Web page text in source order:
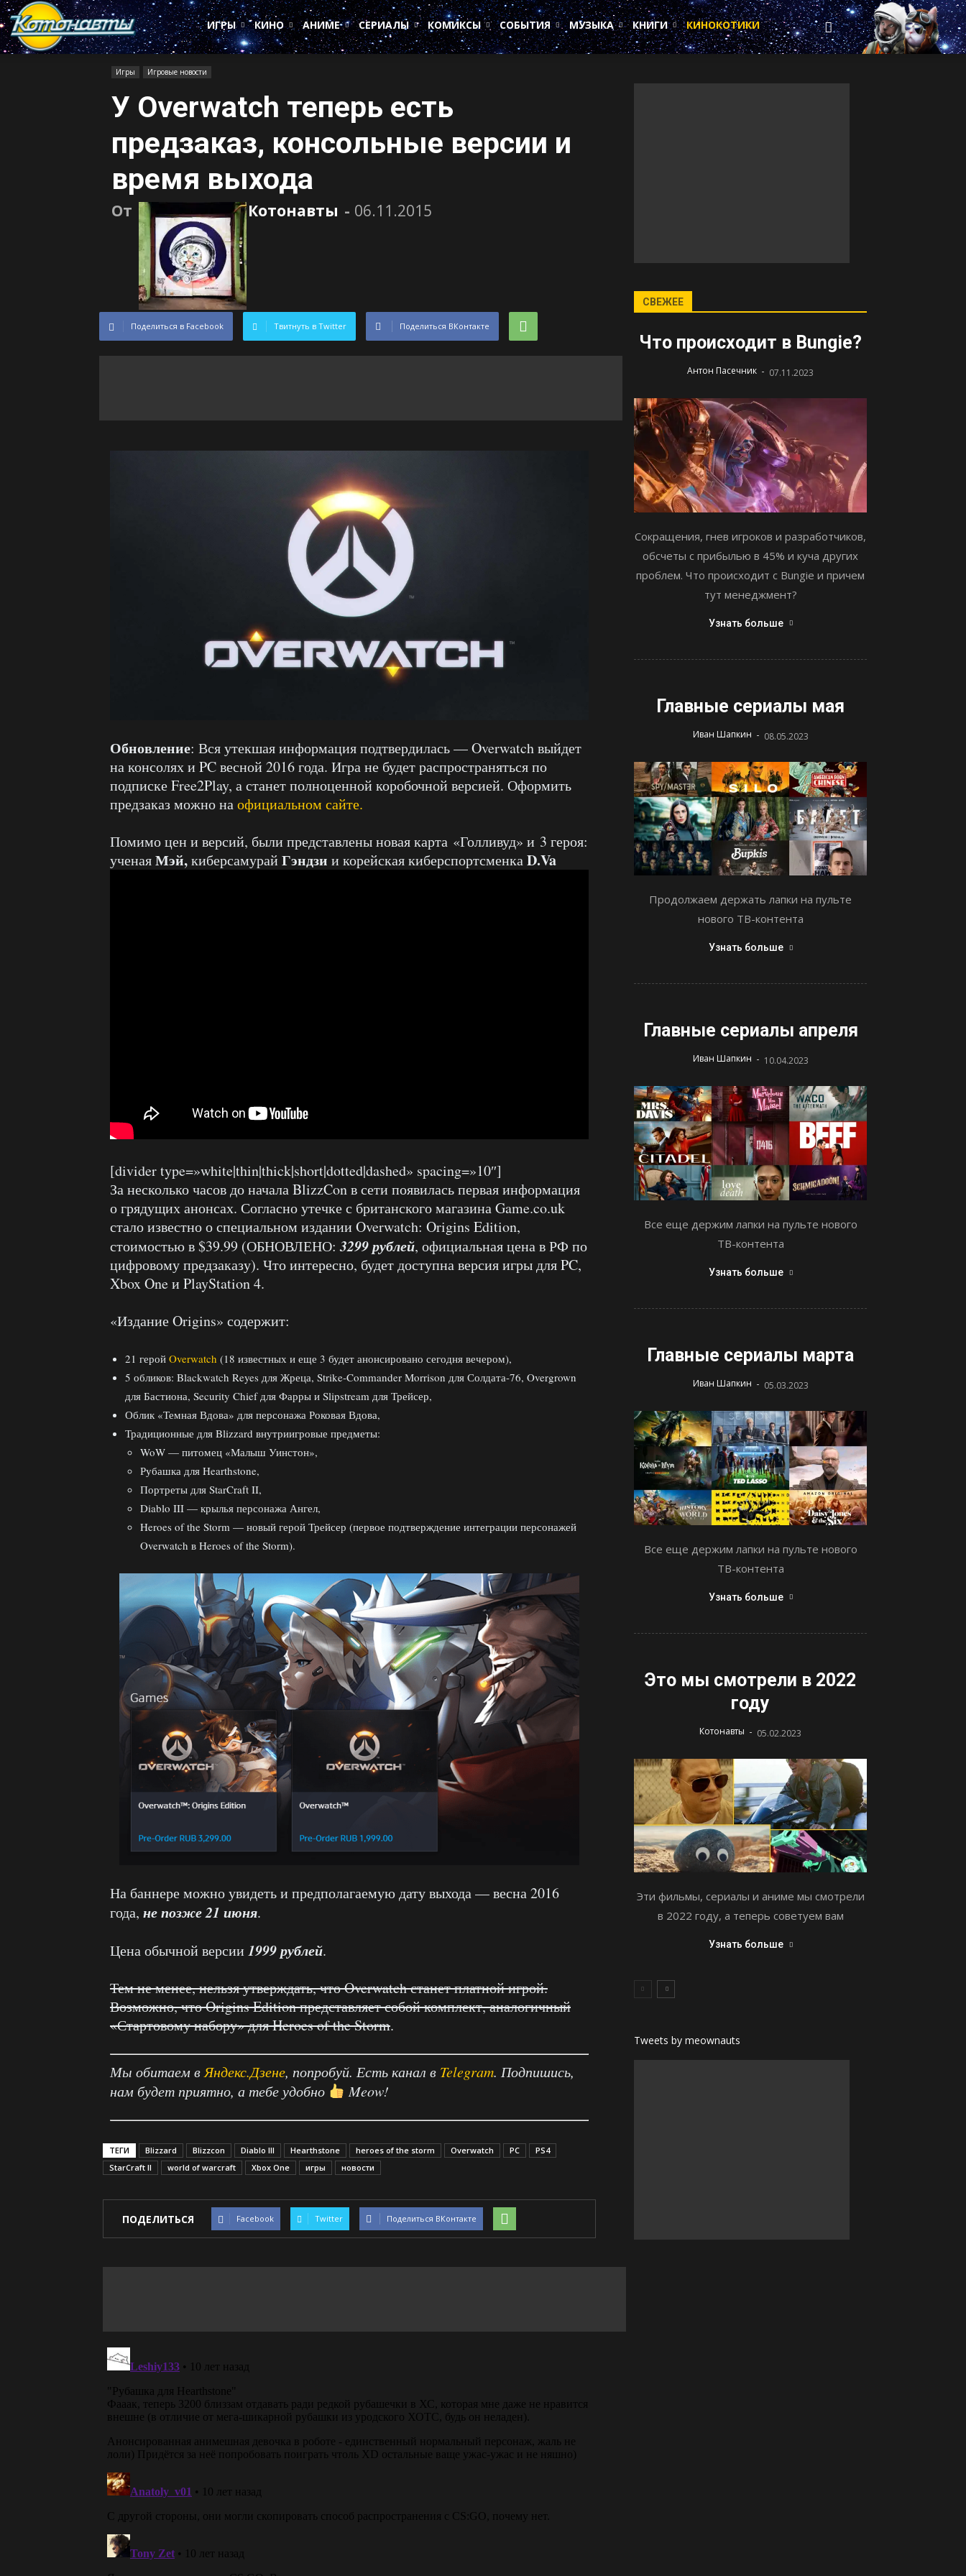
Котонавты
ИГРЫ
КИНО АНИМЕ СЕРИАЛЫ КОМИКСЫ СОБЫТИЯ МУЗЫКА КНИГИ КИНОКОТИКИ
Игры Игровые новости
У Overwatch теперь есть
предзаказ, консольные версии и
время выхода
От Котонавты - 06.11.2015
Поделиться в Facebook Твитнуть в Twitter Поделиться ВКонтакте
Обновление: Вся утекшая информация подтвердилась — Overwatch выйдет
на консолях и PC весной 2016 года. Игра не будет распространяться по
подписке Free2Play, а станет полноценной коробочной версией. Оформить
предзаказ можно наофициальном сайте.
Помимо цен и версий, были представлены новая карта «Голливуд» и 3 героя:
ученаяМэй,киберсамурай Гэндзи и корейская киберспортсменкаD.Va
[divider type=»white|thin|thick|short|dotted|dashed» spacing=»10″]
За несколько часов до начала BlizzCon в сети появилась первая информация
о грядущих анонсах. Согласно утечке с британского магазина Game.co.uk
стало известно о специальном издании Overwatch: Origins Edition,
стоимостью в $39.99 (ОБНОВЛЕНО:3299 рублей, официальная цена в РФ по
цифровому предзаказу). Что интересно, будет доступна версия игры для PC,
Xbox One и PlayStation 4.
«Издание Origins» содержит:
21 герой Overwatch (18 известных и еще 3 будет анонсировано сегодня вечером),
5 обликов: Blackwatch Reyes для Жреца, Strike-Commander Morrison для Солдата-76, Overgrown
для Бастиона, Security Chief для Фарры и Slipstream для Трейсер,
Облик «Темная Вдова» для персонажа Роковая Вдова,
Традиционные для Blizzard внутриигровые предметы:
WoW — питомец «Малыш Уинстон»,
Рубашка для Hearthstone,
Портреты для StarCraft II,
Diablo III — крылья персонажа Ангел,
Heroes of the Storm — новый герой Трейсер (первое подтверждение интеграции персонажей
Overwatch в Heroes of the Storm).
На баннере можно увидеть и предполагаемую дату выхода — весна 2016
года, не позже 21 июня.
Цена обычной версии 1999 рублей.
Тем не менее, нельзя утверждать, что Overwatch станет платной игрой.
Возможно, что Origins Edition представляет собой комплект, аналогичный
«Стартовому набору» для Heroes of the Storm.
Мы обитаем вЯндекс.Дзене, попробуй. Есть канал в Telegram. Подпишись,
нам будет приятно, а тебе удобно
Meow!
ТЕГИ Blizzard Blizzcon Diablo III Hearthstone heroes of the storm Overwatch PC
PS4
StarCraft II
world of warcraft Xbox One игры новости
ПОДЕЛИТЬСЯ Facebook Twitter Поделиться ВКонтакте
СВЕЖЕЕ
Что происходит в Bungie?
Антон Пасечник - 07.11.2023
Сокращения, гнев игроков и разработчиков,
обсчеты с прибылью в 45% и куча других
проблем. Что происходит с Bungie и причем
тут менеджмент?
Узнать больше
Главные сериалы мая
Иван Шапкин - 08.05.2023
Продолжаем держать лапки на пульте
нового ТВ-контента
Узнать больше
Главные сериалы апреля
Иван Шапкин - 10.04.2023
Все еще держим лапки на пульте нового
ТВ-контента
Узнать больше
Главные сериалы марта
Иван Шапкин - 05.03.2023
Все еще держим лапки на пульте нового
ТВ-контента
Узнать больше
Это мы смотрели в 2022
году
Котонавты - 05.02.2023
Эти фильмы, сериалы и аниме мы смотрели
в 2022 году, а теперь советуем вам
Узнать больше
Tweets by meownauts